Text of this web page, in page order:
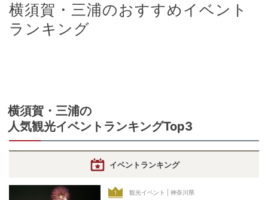
横須賀・三浦のおすすめイベント
ランキング
横須賀・三浦の
人気観光イベントランキングTop3
イベントランキング
1 観光イベント | 神奈川県